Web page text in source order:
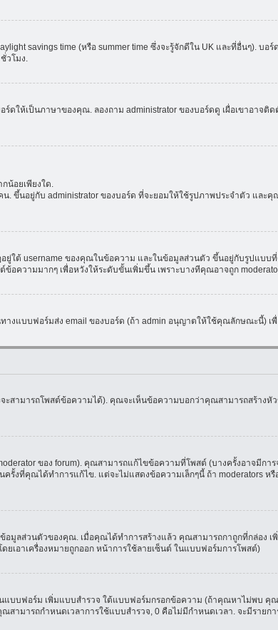
savings time (หรือ summer time ซึ่งจะรู้จักดีใน UK และที่อื่นๆ). บ
วโมง.
ดให้เป็นภาษาของคุณ. ลองถาม administrator ของบอร์ดดู เผื่อเขาอา
น้อยเพียงใด.
ขึ้นอยู่กับ administrator ของบอร์ด ที่จะยอมให้ใช้รูปภาพประจำตัว และ
ใต้ username ของคุณในข้อความ และในข้อมูลส่วนตัว ขึ้นอยู่กับรูปแบ
อความมากๆ เพื่อหวังให้ระดับขั้นเพิ่มขึ้น เพราะบางทีคุณอาจถูก
งแบบฟอร์มส่ง email ของบอร์ด (ถ้า admin อนุญาตให้ใช้คุณลักษณะนี้) เ
ามารถโพสต์ข้อความได้). คุณจะเห็นข้อความบอกว่าคุณสามารถสร้าง
ของ forum). คุณสามารถแก้ไขข้อความที่โพสต์ (บางครั้งอาจมีก
ที่คุณได้ทำการแก้ไข. แต่จะไม่แสดงข้อความเล็กๆนี้ ถ้า moderators หรื
มูลส่วนตัวของคุณ. เมื่อคุณได้ทำการสร้างแล้ว คุณสามารถกาถูกที่กล่อง
เอาเครื่องหมายถูกออก หน้าการใช้ลายเซ็นต์ ในแบบฟอร์มการโพสต์)
บฟอร์ม เพิ่มแบบสำรวจ ใต้แบบฟอร์มกรอกข้อความ (ถ้าคุณหาไม่พบ คุณ
ามารถกำหนดเวลาการใช้แบบสำรวจ, 0 คือไม่มีกำหนดเวลา. จะมีรายก